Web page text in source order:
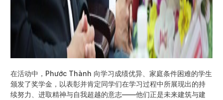
在活动中，Phước Thành 向学习成绩优异、家庭条件困难的学生
颁发了奖学金，以表彰并肯定同学们在学习过程中所展现出的持
续努力、进取精神与自我超越的意志——他们正是未来建筑与建